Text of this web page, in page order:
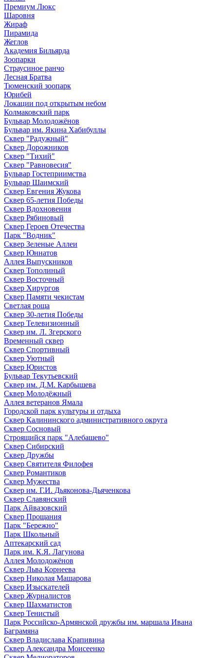
Премиум Люкс
Шаровня
Жираф
Пирамида
Жеглов
Академия Бильярда
Зоопарки
Страусиное ранчо
Лесная Братва
Тюменский зоопарк
Юрибей
Локации под открытым небом
Колмаковский парк
Бульвар Молодожёнов
Бульвар им. Якина Хабибуллы
Сквер "Радужный"
Сквер Дорожников
Сквер "Тихий"
Cквер "Равновесия"
Бульвар Гостеприимства
Бульвар Шаимский
Сквер Евгения Жукова
Сквер 65-летия Победы
Сквер Вдохновения
Сквер Рябиновый
Сквер Героев Отечества
Парк "Водник"
Сквер Зеленые Аллеи
Сквер Юннатов
Аллея Выпускников
Сквер Тополиный
Сквер Восточный
Сквер Хирургов
Сквер Памяти чекистам
Светлая роща
Сквер 30-летия Победы
Сквер Телевизионный
Сквер им. Л. Згерского
Временный сквер
Сквер Спортивный
Сквер Уютный
Сквер Юристов
Бульвар Текутьевский
Сквер им. Д.М. Карбышева
Сквер Молодёжный
Аллея ветеранов Ямала
Городской парк культуры и отдыха
Сквер Калининского административного округа
Сквер Сосновый
Строящийся парк "Алебашево"
Сквер Сибирский
Сквер Дружбы
Сквер Святителя Филофея
Сквер Романтиков
Сквер Мужества
Сквер им. Г.И. Дьяконова-Дьяченкова
Сквер Славянский
Парк Айвазовский
Сквер Прощания
Парк "Бережно"
Парк Школьный
Аптекарский сад
Парк им. К.Я. Лагунова
Аллея Молодожёнов
Сквер Льва Корнеева
Сквер Николая Машарова
Сквер Изыскателей
Сквер Журналистов
Сквер Шахматистов
Сквер Тенистый
Парк Российско-Армянской дружбы им. маршала Ивана
Баграмяна
Сквер Владислава Крапивина
Сквер Александра Моисеенко